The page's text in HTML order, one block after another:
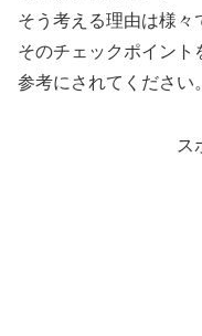
そう考える理由は様々
そのチェックポイント
参考にされてください。
ス